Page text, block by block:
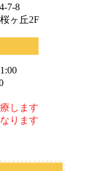
7-8
ヶ丘2F
します
ります